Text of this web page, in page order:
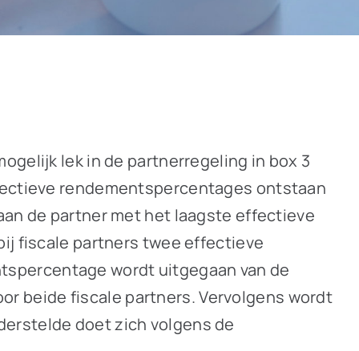
lek in de partnerregeling in box 3
rendementspercentages ontstaan
de partner met het laagste effectieve
fiscale partners twee effectieve
wordt uitgegaan van de
beide fiscale partners. Vervolgens wordt
doet zich volgens de